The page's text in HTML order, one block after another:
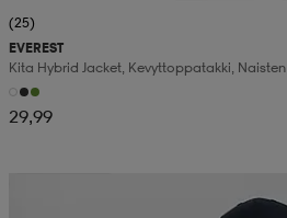
(25)
EVEREST
Kita Hybrid Jacket, Kevyttoppatakki, Naisten
29,99